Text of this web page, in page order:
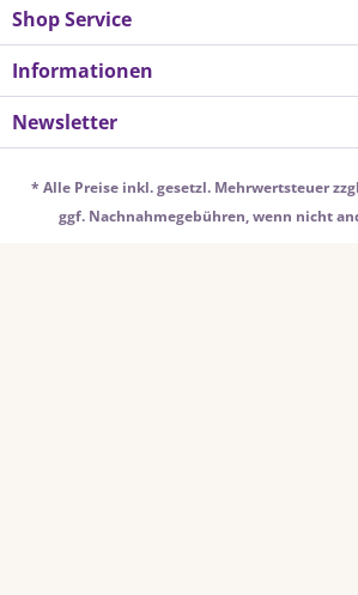
Shop Service
Informationen
Newsletter
* Alle Preise inkl. gesetzl. Mehrwertsteuer
ggf. Nachnahmegebühren, wenn nicht